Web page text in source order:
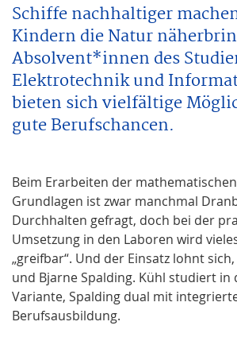
Schiffe nachhaltiger
Kindern die Natur
Absolvent*innen des
Elektrotechnik und
bieten sich vielfältige
gute Berufschancen.
Beim Erarbeiten der
Grundlagen ist zwar manchmal
Durchhalten gefragt, doch bei der
Umsetzung in den Laboren wird
„greifbar“. Und der Einsatz lohnt
und Bjarne Spalding. Kühl studiert in
Variante, Spalding dual mit
Berufsausbildung.